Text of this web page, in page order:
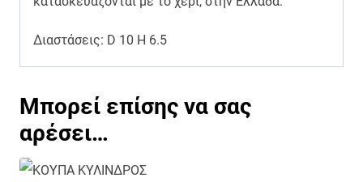
Διαστάσεις: D 10 H 6.5
Μπορεί επίσης να σας
αρέσει…